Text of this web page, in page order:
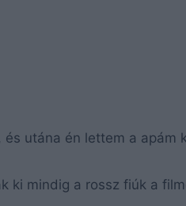
utána én lettem a apám
ki mindig a rossz fiúk a